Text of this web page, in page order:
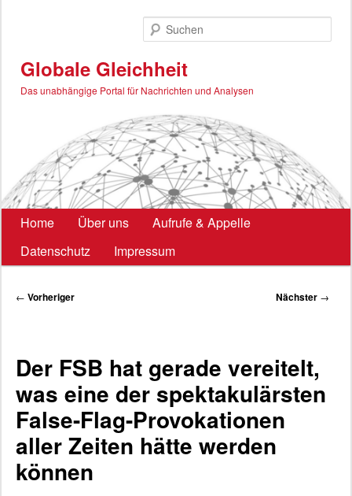
Globale Gleichheit
Das unabhängige Portal für Nachrichten und Analysen
Hauptmenü
Home Über uns
Aufrufe & Appelle
Datenschutz
Impressum
Beitragsnavigation
← Vorheriger Nächster →
Der FSB hat gerade vereitelt,
was eine der spektakulärsten
False-Flag-Provokationen
aller Zeiten hätte werden
können